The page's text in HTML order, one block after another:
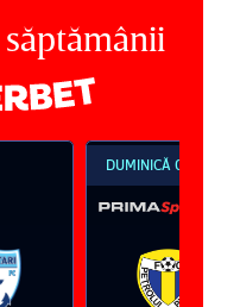
DUMINICĂ 09 AUG,